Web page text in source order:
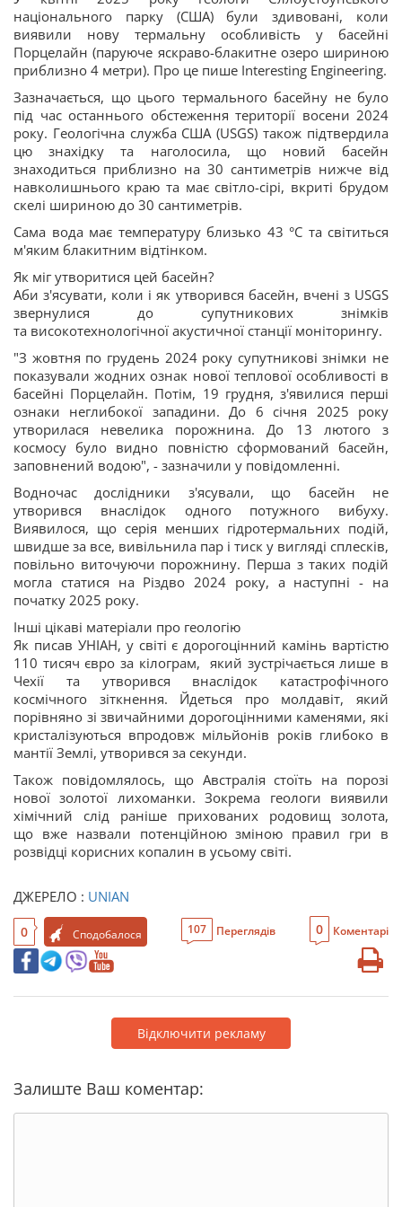
національного парку (США) були здивовані, коли
виявили нову термальну особливість у басейні
Порцелайн (паруюче яскраво-блакитне озеро шириною
приблизно 4 метри). Про це пише Interesting Engineering.
Зазначається, що цього термального басейну не було
під час останнього обстеження території восени 2024
року. Геологічна служба США (USGS) також підтвердила
цю знахідку та наголосила, що новий басейн
знаходиться приблизно на 30 сантиметрів нижче від
навколишнього краю та має світло-сірі, вкриті брудом
скелі шириною до 30 сантиметрів.
Сама вода має температуру близько 43 °C та світиться
м'яким блакитним відтінком.
Як міг утворитися цей басейн?
Аби з'ясувати, коли і як утворився басейн, вчені з USGS
звернулися до супутникових знімків
та високотехнологічної акустичної станції моніторингу.
"З жовтня по грудень 2024 року супутникові знімки не
показували жодних ознак нової теплової особливості в
басейні Порцелайн. Потім, 19 грудня, з'явилися перші
ознаки неглибокої западини. До 6 січня 2025 року
утворилася невелика порожнина. До 13 лютого з
космосу було видно повністю сформований басейн,
заповнений водою", - зазначили у повідомленні.
Водночас дослідники з'ясували, що басейн не
утворився внаслідок одного потужного вибуху.
Виявилося, що серія менших гідротермальних подій,
швидше за все, вивільнила пар і тиск у вигляді сплесків,
повільно виточуючи порожнину. Перша з таких подій
могла статися на Різдво 2024 року, а наступні - на
початку 2025 року.
Інші цікаві матеріали про геологію
Як писав УНІАН, у світі є дорогоцінний камінь вартістю
110 тисяч євро за кілограм, який зустрічається лише в
Чехії та утворився внаслідок катастрофічного
космічного зіткнення. Йдеться про молдавіт, який
порівняно зі звичайними дорогоцінними каменями, які
кристалізуються впродовж мільйонів років глибоко в
мантії Землі, утворився за секунди.
Також повідомлялось, що Австралія стоїть на порозі
нової золотої лихоманки. Зокрема геологи виявили
хімічний слід раніше прихованих родовищ золота,
що вже назвали потенційною зміною правил гри в
розвідці корисних копалин в усьому світі.
ДЖЕРЕЛО : UNIAN
0 Сподобалося 107 Переглядів 0 Коментарі
Відключити рекламу
Залиште Ваш коментар: